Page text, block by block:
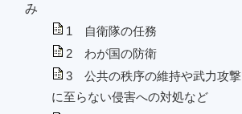
み
1 自衛隊の任務
2 わが国の防衛
3 公共の秩序の維持や武力攻撃
に至らない侵害への対処など